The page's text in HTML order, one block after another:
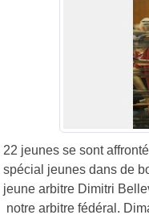
22 jeunes se sont
spécial jeunes dans de
jeune arbitre Dimitri
notre arbitre fédéral.